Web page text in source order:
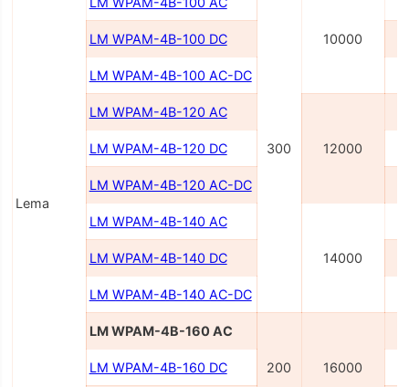
Lema
300
10000
LM WPAM-4B-100 DC
LM WPAM-4B-100 AC-DC
LM WPAM-4B-120 AC
12000
LM WPAM-4B-120 DC
LM WPAM-4B-120 AC-DC
LM WPAM-4B-140 AC
14000
LM WPAM-4B-140 DC
LM WPAM-4B-140 AC-DC
LM WPAM-4B-160 AC
200 16000
LM WPAM-4B-160 DC